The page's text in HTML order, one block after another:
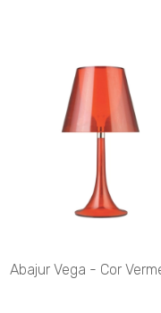
Abajur Vega - Cor